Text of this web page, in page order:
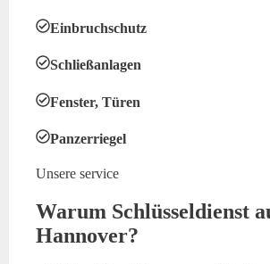
Einbruchschutz
Schließanlagen
Fenster, Türen
Panzerriegel
Unsere service
Warum Schlüsseldienst
Hannover?